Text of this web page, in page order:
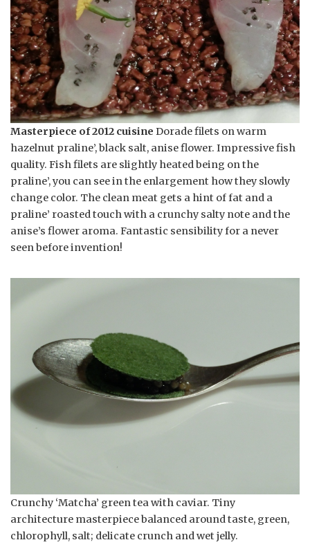
Masterpiece of 2012 cuisine Dorade filets on warm
hazelnut praline’, black salt, anise flower. Impressive fish
quality. Fish filets are slightly heated being on the
praline’, you can see in the enlargement how they slowly
change color. The clean meat gets a hint of fat and a
praline’ roasted touch with a crunchy salty note and the
anise’s flower aroma. Fantastic sensibility for a never
seen before invention!
Crunchy ‘Matcha’ green tea with caviar. Tiny
architecture masterpiece balanced around taste, green,
chlorophyll, salt; delicate crunch and wet jelly.